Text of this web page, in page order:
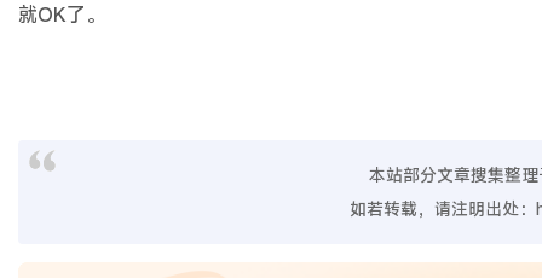
就OK了。
本站部分文章搜集整
如若转载，请注明出处：